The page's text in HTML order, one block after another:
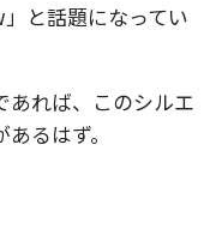
と話題になってい
あれば、このシルエ
るはず。